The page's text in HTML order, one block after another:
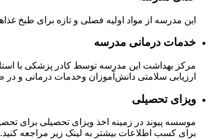
این مدرسه از مواد اولیه فصلی و تازه برای طبخ
خدمات درمانی مدرسه
مرکز بهداشت این مدرسه توسط کادر پزشکی با
ارزیابی سلامتی دانش‌آموزان وخدمات درمانی و
ویزای تحصیلی
موسسه پیوند در زمینه اخذ ویزای تحصیلی برای
برای کسب اطلاعات بیشتر به لینک زیر مراجعه کنید.